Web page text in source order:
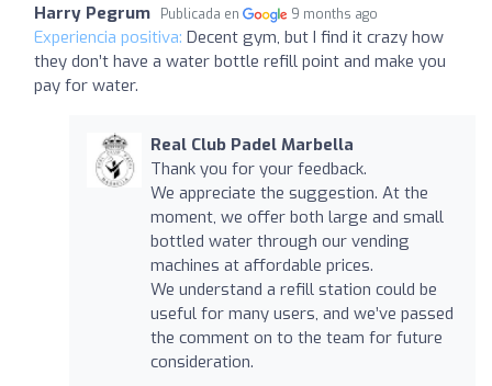
Harry Pegrum Publicada en 9 months ago
Experiencia positiva: Decent gym, but I find it crazy how
they don’t have a water bottle refill point and make you
pay for water.
Real Club Padel Marbella
Thank you for your feedback.
We appreciate the suggestion. At the
moment, we offer both large and small
bottled water through our vending
machines at affordable prices.
We understand a refill station could be
useful for many users, and we’ve passed
the comment on to the team for future
consideration.